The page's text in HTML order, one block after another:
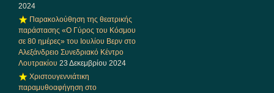
2024
Παρακολούθηση της θεατρικής
παράστασης «Ο Γύρος του Κόσμου
σε 80 ημέρες» του Ιουλίου Βερν στο
Αλεξάνδρειο Συνεδριακό Κέντρο
Λουτρακίου 23 Δεκεμβρίου 2024
Χριστουγεννιάτικη
παραμυθοαφήγηση στο